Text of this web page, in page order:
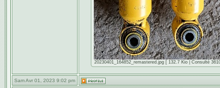
20230401_164852_remastered.jpg [ 132.7 Kio | Consulté
Sam Avr 01, 2023 9:02 pm